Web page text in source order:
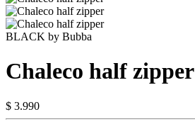
BLACK by Bubba
Chaleco half zipper
$ 3.990